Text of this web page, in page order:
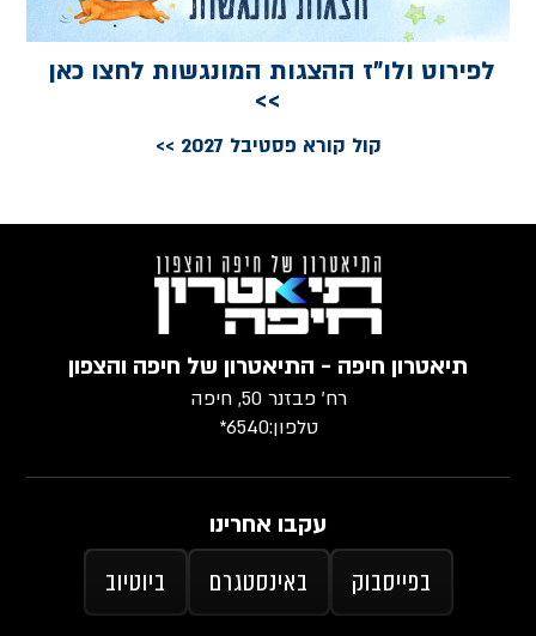
לפירוט ולו"ז ההצגות המונגשות לחצו כאן
>>
קול קורא פסטיבל 2027 >>
תיאטרון חיפה - התיאטרון של חיפה והצפון
רח׳ פבזנר 50, חיפה
טלפון:6540*
עקבו אחרינו
בפייסבוק באינסטגרם ביוטיוב